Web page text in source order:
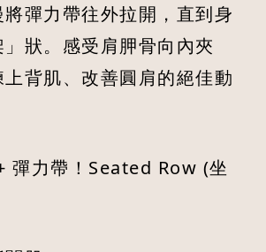
彈力帶往外拉開，直到身
狀。感受肩胛骨向內夾
背肌、改善圓肩的絕佳動
彈力帶！Seated Row (坐